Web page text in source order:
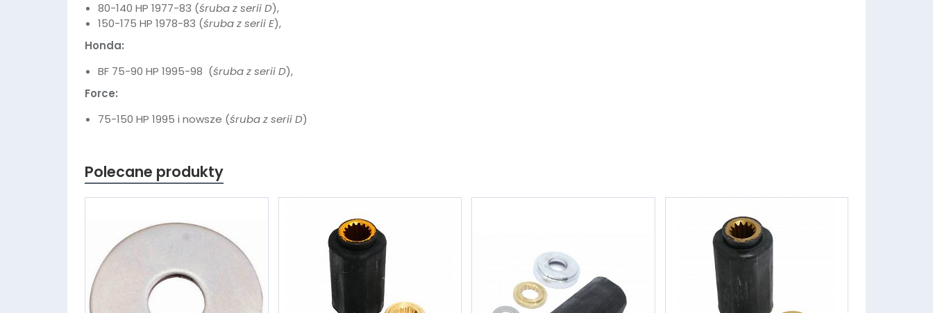
80-140 HP 1977-83 (śruba z serii D),
150-175 HP 1978-83 (śruba z serii E),
Honda:
BF 75-90 HP 1995-98 (śruba z serii D),
Force:
75-150 HP 1995 i nowsze (śruba z serii D)
Polecane produkty